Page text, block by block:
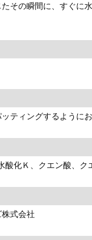
その瞬間に、すぐに
ティングするようにお
酸化Ｋ、クエン酸、
式会社